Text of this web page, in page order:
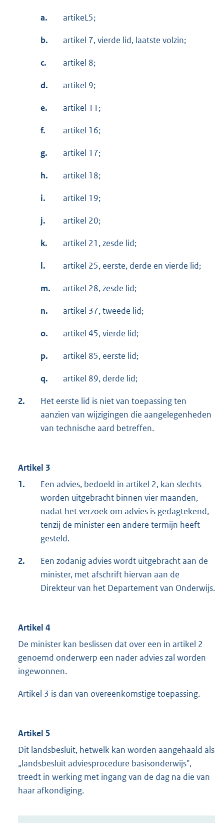
a. artikeL5;
b. artikel 7, vierde lid, laatste volzin;
c. artikel 8;
d. artikel 9;
e. artikel 11;
f. artikel 16;
g. artikel 17;
h. artikel 18;
i. artikel 19;
j. artikel 20;
k. artikel 21, zesde lid;
l. artikel 25, eerste, derde en vierde lid;
m. artikel 28, zesde lid;
n. artikel 37, tweede lid;
o. artikel 45, vierde lid;
p. artikel 85, eerste lid;
q. artikel 89, derde lid;
2.
Het eerste lid is niet van toepassing ten
aanzien van wijzigingen die aangelegenheden
van technische aard betreffen.
Artikel 3
1.
Een advies, bedoeld in artikel 2, kan slechts
worden uitgebracht binnen vier maanden,
nadat het verzoek om advies is gedagtekend,
tenzij de minister een andere termijn heeft
gesteld.
2.
Een zodanig advies wordt uitgebracht aan de
minister, met afschrift hiervan aan de
Direkteur van het Departement van Onderwijs.
Artikel 4
De minister kan beslissen dat over een in artikel 2
genoemd onderwerp een nader advies zal worden
ingewonnen.
Artikel 3 is dan van overeenkomstige toepassing.
Artikel 5
Dit landsbesluit, hetwelk kan worden aangehaald als
„landsbesluit adviesprocedure basisonderwijs",
treedt in werking met ingang van de dag na die van
haar afkondiging.